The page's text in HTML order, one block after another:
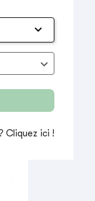
keyboard_arrow_down
keyboard_arrow_down
Cliquez ici !